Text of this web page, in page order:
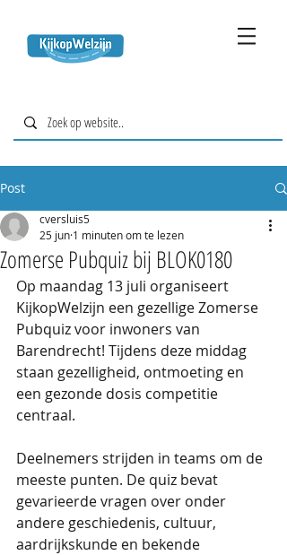
Post
Zomerse Pubquiz bij BLOK0180
cversluis5
25 jun 1 minuten om te lezen
Op maandag 13 juli organiseert
KijkopWelzijn een gezellige Zomerse
Pubquiz voor inwoners van
Barendrecht! Tijdens deze middag
staan gezelligheid, ontmoeting en
een gezonde dosis competitie
centraal.
Deelnemers strijden in teams om de
meeste punten. De quiz bevat
gevarieerde vragen over onder
andere geschiedenis, cultuur,
aardrijkskunde en bekende